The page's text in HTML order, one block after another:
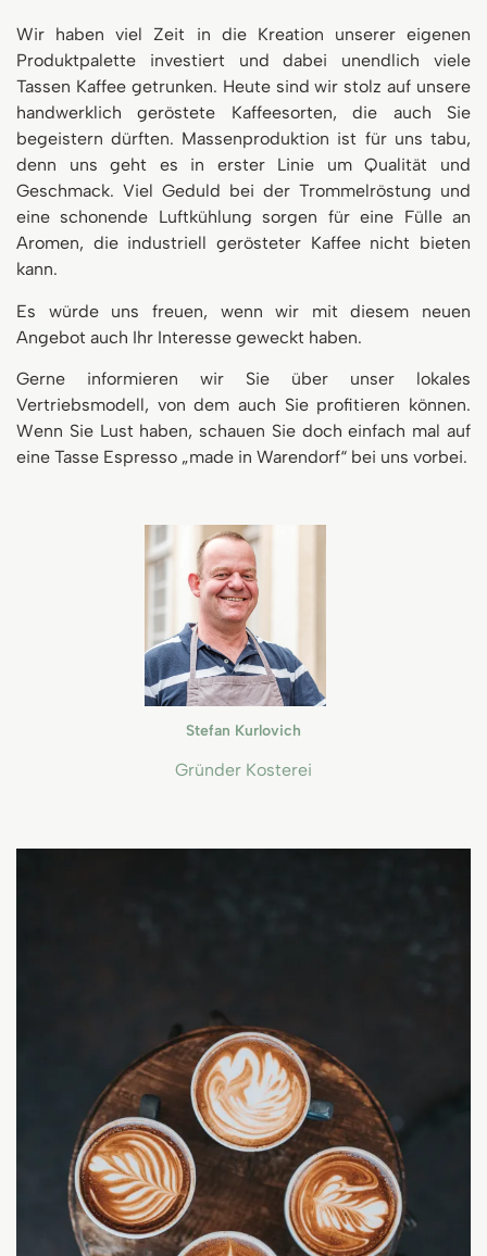
Wir haben viel Zeit in die Kreation unserer eigenen
Produktpalette investiert und dabei unendlich viele
Tassen Kaffee getrunken. Heute sind wir stolz auf unsere
handwerklich geröstete Kaffeesorten, die auch Sie
begeistern dürften. Massenproduktion ist für uns tabu,
denn uns geht es in erster Linie um Qualität und
Geschmack. Viel Geduld bei der Trommelröstung und
eine schonende Luftkühlung sorgen für eine Fülle an
Aromen, die industriell gerösteter Kaffee nicht bieten
kann.
Es würde uns freuen, wenn wir mit diesem neuen
Angebot auch Ihr Interesse geweckt haben.
Gerne informieren wir Sie über unser lokales
Vertriebsmodell, von dem auch Sie profitieren können.
Wenn Sie Lust haben, schauen Sie doch einfach mal auf
eine Tasse Espresso „made in Warendorf“ bei uns vorbei.
Stefan Kurlovich
Gründer Kosterei